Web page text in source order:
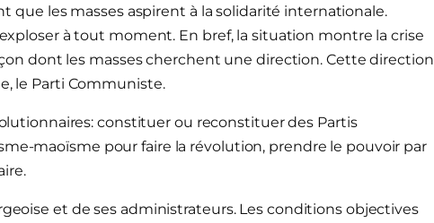
les masses aspirent à la solidarité internationale.
à tout moment. En bref, la situation montre la crise
dont les masses cherchent une direction. Cette direction
le Parti Communiste.
constituer ou reconstituer des Partis
maoïsme pour faire la révolution, prendre le pouvoir par
et de ses administrateurs. Les conditions objectives